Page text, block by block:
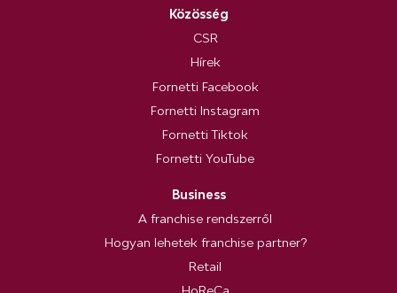
Közösség
CSR
Hírek
Fornetti Facebook
Fornetti Instagram
Fornetti Tiktok
Fornetti YouTube
Business
A franchise rendszerről
Hogyan lehetek franchise partner?
Retail